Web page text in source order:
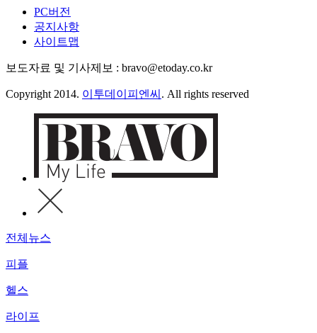
PC버전
공지사항
사이트맵
보도자료 및 기사제보 : bravo@etoday.co.kr
Copyright 2014. 이투데이피엔씨 . All rights reserved
전체뉴스
피플
헬스
라이프